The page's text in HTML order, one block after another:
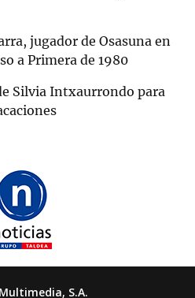
jugador de Osasuna en
a Primera de 1980
Silvia Intxaurrondo para
S.A.